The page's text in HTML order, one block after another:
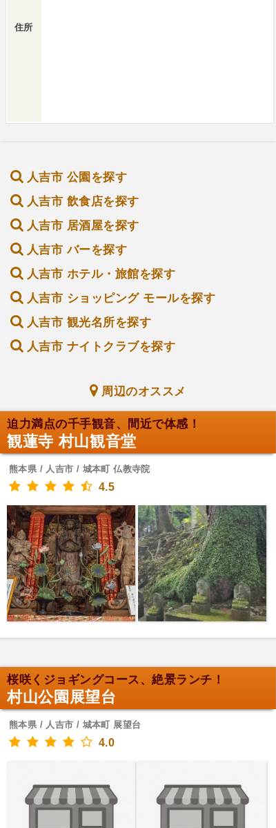
住所
人吉市 公園を探す
人吉市 飲食店を探す
人吉市 居酒屋を探す
人吉市 バーを探す
人吉市 ホテル・旅館を探す
人吉市 ショッピング モールを探す
人吉市 観光名所を探す
人吉市 ナイトクラブを探す
周辺のオススメ
迫力満点の千手観音、間近で体感！
観蓮寺 村山観音堂
熊本県 / 人吉市 / 城本町 仏教寺院
4.5
桜咲くジョギングコース、絶景ランチ！
村山公園展望台
熊本県 / 人吉市 / 城本町 展望台
4.0